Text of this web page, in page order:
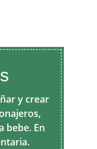
y crear
bebe. En